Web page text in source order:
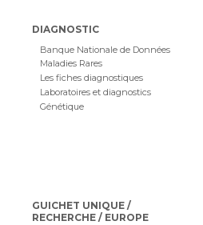
DIAGNOSTIC
Banque Nationale de Données
Maladies Rares
Les fiches diagnostiques
Laboratoires et diagnostics
Génétique
GUICHET UNIQUE /
RECHERCHE / EUROPE